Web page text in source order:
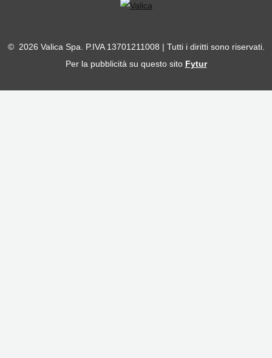
© 2026 Valica Spa. P.IVA 13701211008 | Tutti i diritti sono riservati.
Per la pubblicità su questo sito Fytur